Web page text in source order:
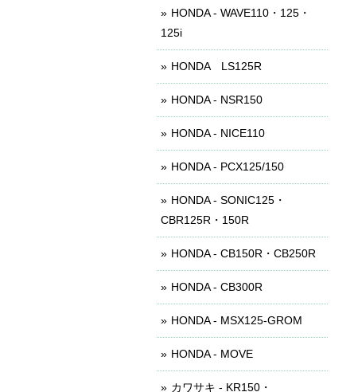
HONDA - WAVE110・125・
125i
HONDA LS125R
HONDA - NSR150
HONDA - NICE110
HONDA - PCX125/150
HONDA - SONIC125・
CBR125R・150R
HONDA - CB150R・CB250R
HONDA - CB300R
HONDA - MSX125-GROM
HONDA - MOVE
カワサキ - KR150・